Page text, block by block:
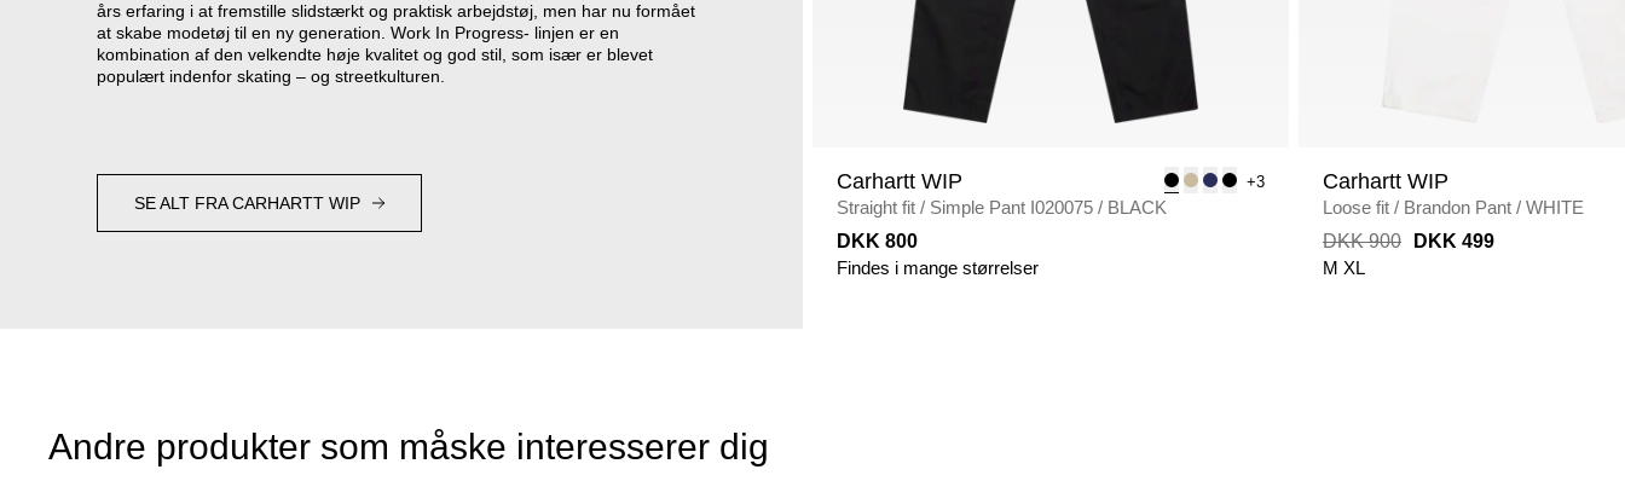
års erfaring i at fremstille slidstærkt og praktisk arbejdstøj, men har nu formået
at skabe modetøj til en ny generation. Work In Progress- linjen er en
kombination af den velkendte høje kvalitet og god stil, som især er blevet
populært indenfor skating – og streetkulturen.
SE ALT FRA CARHARTT WIP
Carhartt WIP +3
Straight fit / Simple Pant I020075 / BLACK
DKK 800
Findes i mange størrelser
Carhartt WIP
Loose fit / Brandon Pant / WHITE
DKK 900
DKK 499
M XL
Andre produkter som måske interesserer dig